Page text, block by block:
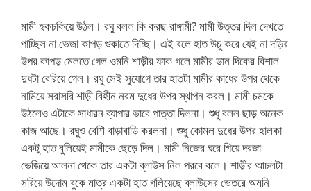
মামী হকচকিয়ে উঠল। রঘু বলল কি করছ রাঙ্গামী? মামী উত্তর দিল দেখতে
পাচ্ছিস না ভেজা কাপড় শুকাতে দিচ্ছি। এই বলে হাত উচু করে যেই না দড়ির
উপর কাপড় মেলতে গেল ওমনি শাড়ীর ফাক গলে মামীর ডান দিকের বিশাল
দুধটা বেরিয়ে গেল। রঘু সেই সুযোগে তার হাতটা মামীর কাধের উপর থেকে
নামিয়ে সরাসরি শাড়ী বিহীন নরম দুধের উপর স্থাপন করল। মামী চমকে
উঠলেও এটাকে সাধারন ব্যাপার ভাবে পাত্তা দিলনা। শুধু বলল ছাড় অনেক
কাজ আছে। রঘুও বেশি বাড়াবাড়ি করলনা। শুধু কোমল দুধের উপর হালকা
একটু হাত বুলিয়েই মামীকে ছেড়ে দিল। মামী নিজের ঘরে গিয়ে দরজা
ভেজিয়ে আলনা থেকে তার একটা ব্লাউস নিল পরবে বলে। শাড়ীর আচলটা
সরিয়ে উদোম বুকে মাত্র একটা হাত গলিয়েছে ব্লাউসের ভেতরে অমনি